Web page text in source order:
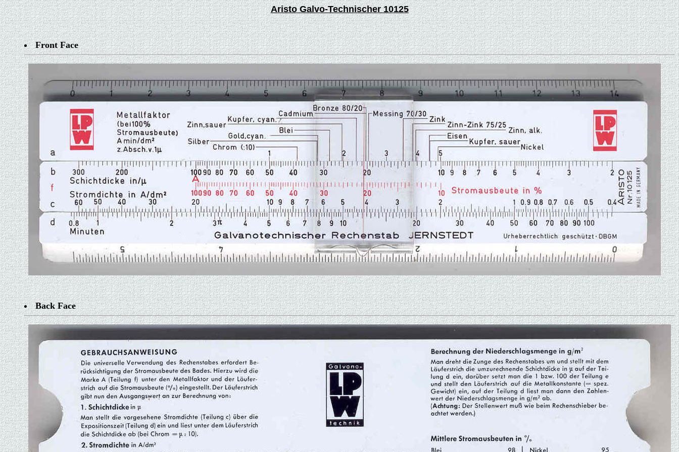
Aristo Galvo-Technischer 10125
Front Face
Back Face